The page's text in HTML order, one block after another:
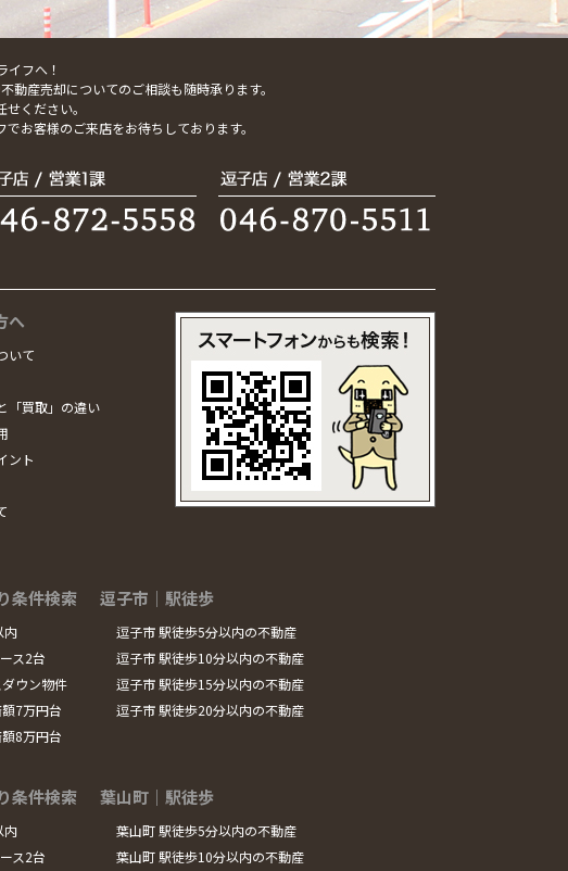
フへ！
産売却についてのご相談も随時承ります。
ください。
お客様のご来店をお待ちしております。
へ
いて
「買取」の違い
ント
条件検索
内
ス2台
ウン物件
7万円台
8万円台
逗子市｜駅徒歩
逗子市 駅徒歩5分以内の不動産
逗子市 駅徒歩10分以内の不動産
逗子市 駅徒歩15分以内の不動産
逗子市 駅徒歩20分以内の不動産
条件検索
内
ス2台
葉山町｜駅徒歩
葉山町 駅徒歩5分以内の不動産
葉山町 駅徒歩10分以内の不動産